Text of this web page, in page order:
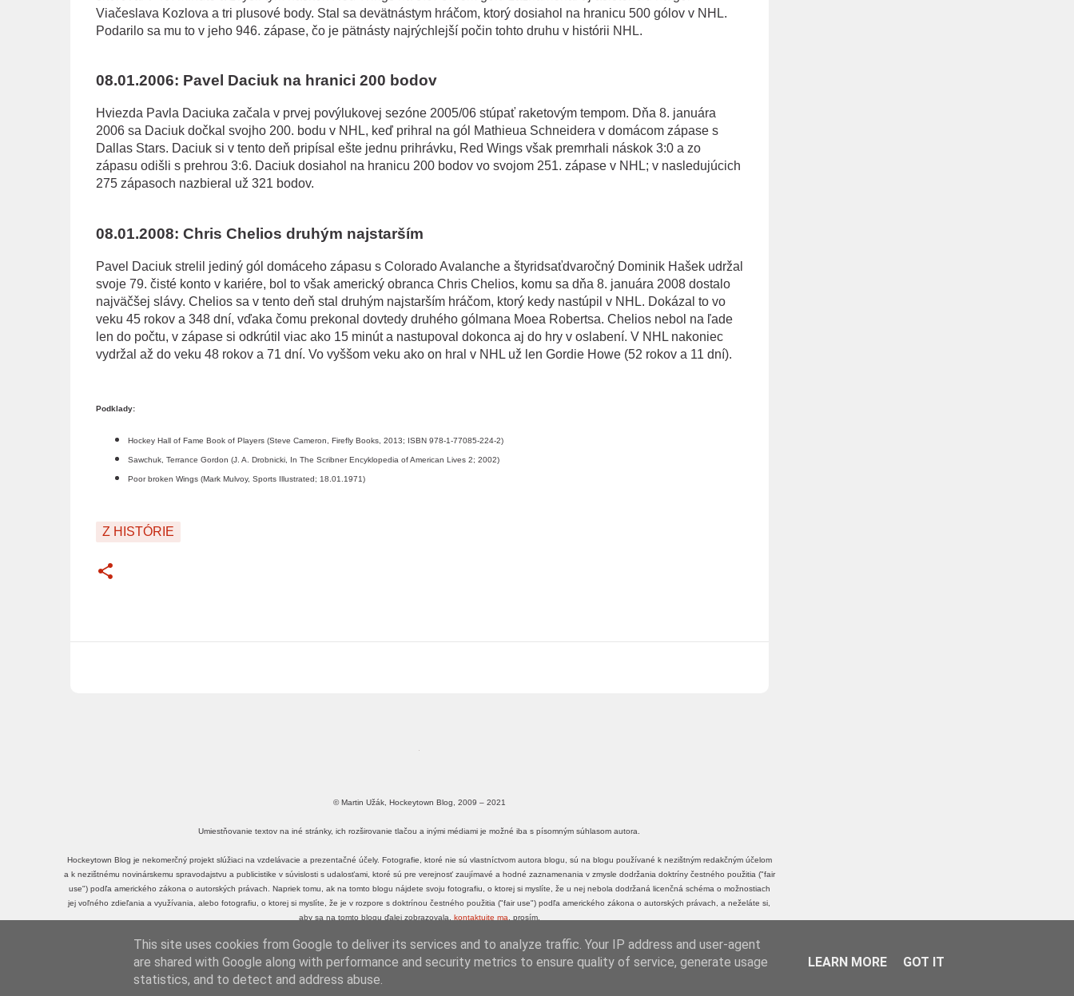
Viačeslava Kozlova a tri plusové body. Stal sa devätnástym hráčom, ktorý dosiahol na hranicu 500 gólov v NHL.
Podarilo sa mu to v jeho 946. zápase, čo je pätnásty najrýchlejší počin tohto druhu v histórii NHL.
08.01.2006: Pavel Daciuk na hranici 200 bodov
Hviezda Pavla Daciuka začala v prvej povýlukovej sezóne 2005/06 stúpať raketovým tempom. Dňa 8. januára
2006 sa Daciuk dočkal svojho 200. bodu v NHL, keď prihral na gól Mathieua Schneidera v domácom zápase s
Dallas Stars. Daciuk si v tento deň pripísal ešte jednu prihrávku, Red Wings však premrhali náskok 3:0 a zo
zápasu odišli s prehrou 3:6. Daciuk dosiahol na hranicu 200 bodov vo svojom 251. zápase v NHL; v nasledujúcich
275 zápasoch nazbieral už 321 bodov.
08.01.2008: Chris Chelios druhým najstarším
Pavel Daciuk strelil jediný gól domáceho zápasu s Colorado Avalanche a štyridsaťdvaročný Dominik Hašek udržal
svoje 79. čisté konto v kariére, bol to však americký obranca Chris Chelios, komu sa dňa 8. januára 2008 dostalo
najväčšej slávy. Chelios sa v tento deň stal druhým najstarším hráčom, ktorý kedy nastúpil v NHL. Dokázal to vo
veku 45 rokov a 348 dní, vďaka čomu prekonal dovtedy druhého gólmana Moea Robertsa. Chelios nebol na ľade
len do počtu, v zápase si odkrútil viac ako 15 minút a nastupoval dokonca aj do hry v oslabení. V NHL nakoniec
vydržal až do veku 48 rokov a 71 dní. Vo vyššom veku ako on hral v NHL už len Gordie Howe (52 rokov a 11 dní).
Podklady:
Hockey Hall of Fame Book of Players (Steve Cameron, Firefly Books, 2013; ISBN 978-1-77085-224-2)
Sawchuk, Terrance Gordon (J. A. Drobnicki, In The Scribner Encyklopedia of American Lives 2; 2002)
Poor broken Wings (Mark Mulvoy, Sports Illustrated; 18.01.1971)
Z HISTÓRIE
© Martin Užák, Hockeytown Blog, 2009 – 2021
Umiestňovanie textov na iné stránky, ich rozširovanie tlačou a inými médiami je možné iba s písomným súhlasom autora.
Hockeytown Blog je nekomerčný projekt slúžiaci na vzdelávacie a prezentačné účely. Fotografie, ktoré nie sú vlastníctvom autora blogu, sú na blogu používané k nezištným redakčným účelom
a k nezištnému novinárskemu spravodajstvu a publicistike v súvislosti s udalosťami, ktoré sú pre verejnosť zaujímavé a hodné zaznamenania v zmysle dodržania doktríny čestného použitia ("fair
use") podľa amerického zákona o autorských právach. Napriek tomu, ak na tomto blogu nájdete svoju fotografiu, o ktorej si myslíte, že u nej nebola dodržaná licenčná schéma o možnostiach
jej voľného zdieľania a využívania, alebo fotografiu, o ktorej si myslíte, že je v rozpore s doktrínou čestného použitia ("fair use") podľa amerického zákona o autorských právach, a neželáte si,
aby sa na tomto blogu ďalej zobrazovala, kontaktujte ma , prosím.
MartinUzak.sk | SlovakNHL.sk
This site uses cookies from Google to deliver its services and to analyze traffic. Your IP address and user-agent
are shared with Google along with performance and security metrics to ensure quality of service, generate usage
statistics, and to detect and address abuse.
LEARN MORE GOT IT